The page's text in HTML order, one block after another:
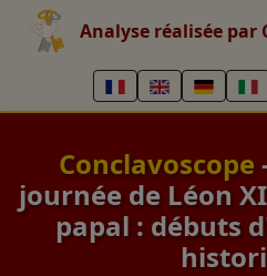
Analyse réalisée par
Conclavoscope
journée de Léon
papal : débuts